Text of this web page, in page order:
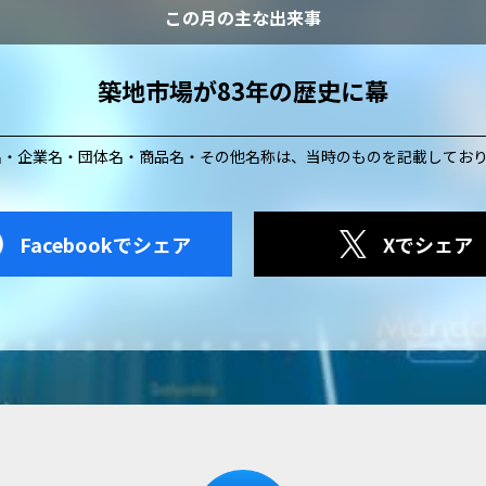
この月の主な出来事
築地市場が83年の歴史に幕
企業名・団体名・商品名・その他名称は、 当時のものを記載してお
Facebookでシェア Xでシェア